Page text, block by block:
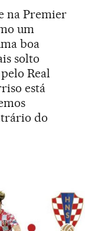
na Premier
um
boa
solto
Real
está
do